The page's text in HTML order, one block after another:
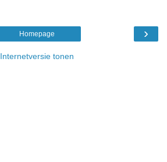
›
Homepage
Internetversie tonen